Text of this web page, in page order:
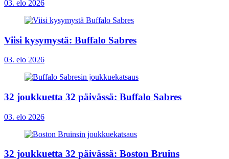
03. elo 2026
Viisi kysymystä: Buffalo Sabres
03. elo 2026
32 joukkuetta 32 päivässä: Buffalo Sabres
03. elo 2026
32 joukkuetta 32 päivässä: Boston Bruins